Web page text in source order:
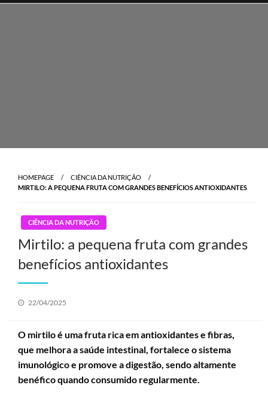
Skip
HOMEPAGE
CIÊNCIA DA NUTRIÇÃO
MIRTILO: A PEQUENA FRUTA COM GRANDES BENEFÍCIOS ANTIOXIDANTES
CIÊNCIA DA NUTRIÇÃO
Mirtilo: a pequena fruta com grandes
benefícios antioxidantes
Posted
22/04/2025
O mirtilo é uma fruta rica em antioxidantes e fibras,
que melhora a saúde intestinal, fortalece o sistema
imunológico e promove a digestão, sendo altamente
benéfico quando consumido regularmente.